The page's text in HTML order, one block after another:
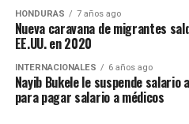
HONDURAS 7 años ago
Nueva caravana de migrantes
EE.UU. en 2020
INTERNACIONALES 6 años ago
Nayib Bukele le suspende
para pagar salario a médicos